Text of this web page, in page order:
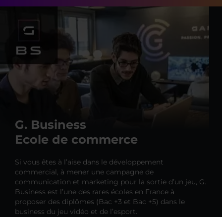
G. Business
Ecole de commerce
Si vous êtes à l’aise dans le développement
commercial, à mener une campagne de
communication et marketing pour la sortie d’un jeu, G.
Business est l’une des rares écoles en France à
proposer des diplômes (Bac +3 et Bac +5) dans le
business du jeu vidéo et de l’esport.